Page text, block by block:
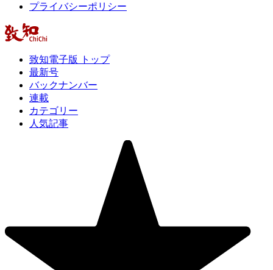
プライバシーポリシー
致知電子版 トップ
最新号
バックナンバー
連載
カテゴリー
人気記事